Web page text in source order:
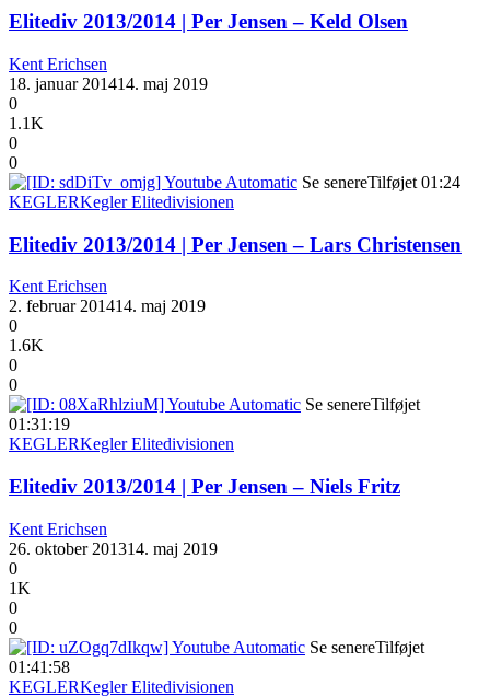
Elitediv 2013/2014 | Per Jensen – Keld Olsen
Kent Erichsen
18. januar 201414. maj 2019
0
1.1K
0
0
Se senereTilføjet 01:24
KEGLERKegler Elitedivisionen
Elitediv 2013/2014 | Per Jensen – Lars Christensen
Kent Erichsen
2. februar 201414. maj 2019
0
1.6K
0
0
Se senereTilføjet
01:31:19
KEGLERKegler Elitedivisionen
Elitediv 2013/2014 | Per Jensen – Niels Fritz
Kent Erichsen
26. oktober 201314. maj 2019
0
1K
0
0
Se senereTilføjet
01:41:58
KEGLERKegler Elitedivisionen